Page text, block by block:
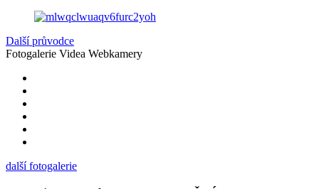
Další průvodce
Fotogalerie Videa Webkamery
další fotogalerie